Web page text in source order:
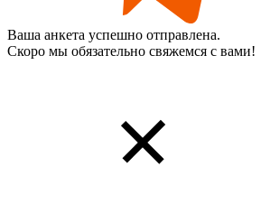
Ваша анкета успешно отправлена.
Скоро мы обязательно свяжемся с вами!